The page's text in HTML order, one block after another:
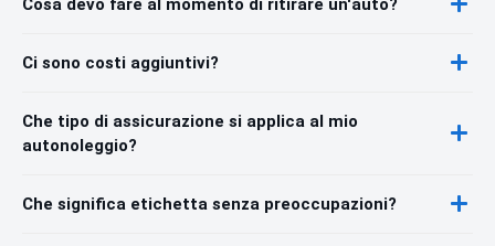
Cosa devo fare al momento di ritirare un'auto?
Ci sono costi aggiuntivi?
Che tipo di assicurazione si applica al mio
autonoleggio?
Che significa etichetta senza preoccupazioni?